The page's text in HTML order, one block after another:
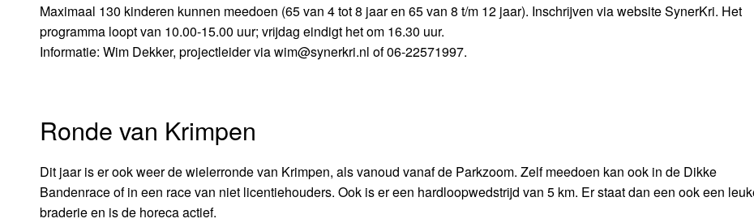
Maximaal 130 kinderen kunnen meedoen (65 van 4 tot 8 jaar en 65 van 8 t/m 12 jaar). Inschrijven via website SynerKri. Het
programma loopt van 10.00-15.00 uur; vrijdag eindigt het om 16.30 uur.
Informatie: Wim Dekker, projectleider via wim@synerkri.nl of 06-22571997.
Ronde van Krimpen
Dit jaar is er ook weer de wielerronde van Krimpen, als vanoud vanaf de Parkzoom. Zelf meedoen kan ook in de Dikke
Bandenrace of in een race van niet licentiehouders. Ook is er een hardloopwedstrijd van 5 km. Er staat dan een ook een
braderie en is de horeca actief.